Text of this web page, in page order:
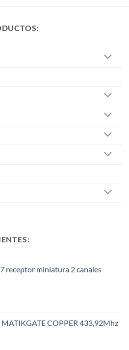
receptor miniatura 2 canales
COPPER 433,92Mhz